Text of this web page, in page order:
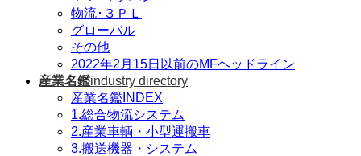
物流･３ＰＬ
グローバル
その他
2022年2月15日以前のMFヘッドライン
産業名鑑industry directory
産業名鑑INDEX
1.総合物流システム
2.産業車輌・小型運搬車
3.搬送機器・システム